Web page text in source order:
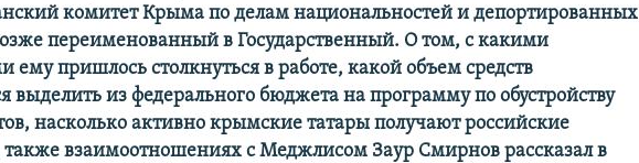
комитет Крыма по делам национальностей и депортированных
переименованный в Государственный. О том, с какими
ему пришлось столкнуться в работе, какой объем средств
выделить из федерального бюджета на программу по обустройству
насколько активно крымские татары получают российские
также взаимоотношениях с Меджлисом Заур Смирнов рассказал в